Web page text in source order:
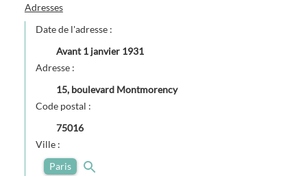
Adresses
Date de l'adresse :
Avant1 janvier 1931
Adresse :
15, boulevard Montmorency
Code postal :
75016
Ville :
Paris